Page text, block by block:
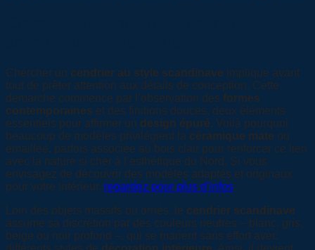
Chercher un cendrier au style scandinave implique avant
tout de prêter attention aux détails de conception. Cette
démarche commence par l’observation des formes
contemporaines et des finitions douces, deux éléments
essentiels pour affirmer un design épuré. Voilà pourquoi
beaucoup de modèles privilégient la céramique mate ou
émaillée, parfois associée au bois clair pour renforcer ce lien
avec la nature si cher à l’esthétique du Nord. Si vous
envisagez de découvrir des modèles adaptés et originaux
pour votre intérieur, regardez pour plus d’infos.
Loin des objets massifs ou ornés, le cendrier scandinave
assume sa discrétion par des couleurs neutres – blanc, gris,
beige ou noir profond –, qui se marient sans effort avec